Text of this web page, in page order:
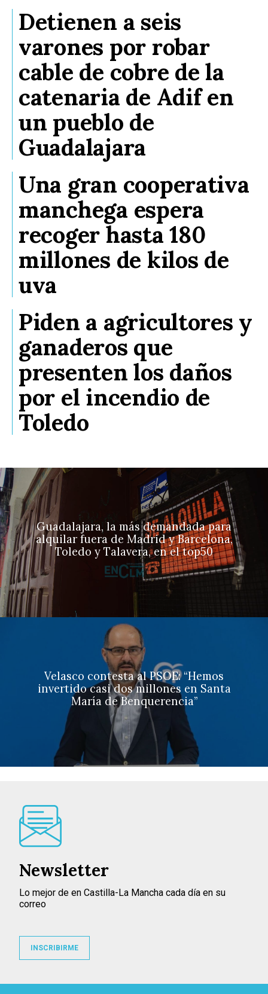
Detienen a seis
varones por robar
cable de cobre de la
catenaria de Adif en
un pueblo de
Guadalajara
Una gran cooperativa
manchega espera
recoger hasta 180
millones de kilos de
uva
Piden a agricultores y
ganaderos que
presenten los daños
por el incendio de
Toledo
Guadalajara, la más demandada para
alquilar fuera de Madrid y Barcelona,
Toledo y Talavera, en el top50
Velasco contesta al PSOE: “Hemos
invertido casi dos millones en Santa
María de Benquerencia”
Newsletter
Lo mejor de en Castilla-La Mancha cada día en su
correo
INSCRIBIRME